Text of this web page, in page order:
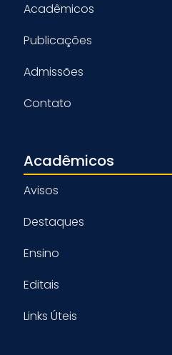
Acadêmicos
Publicações
Admissões
Contato
Acadêmicos
Avisos
Destaques
Ensino
Editais
Links Úteis